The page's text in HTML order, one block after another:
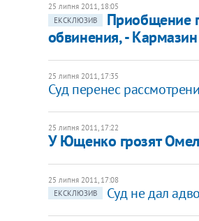
25 липня 2011, 18:05
ЕКСКЛЮЗИВ
Приобщение
обвинения, - Кармазин
25 липня 2011, 17:35
Суд перенес
25 липня 2011, 17:22
У Ющенко грозят
25 липня 2011, 17:08
ЕКСКЛЮЗИВ
Суд не дал